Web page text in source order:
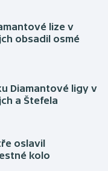
lize v
obsadil osmé
Diamantové ligy v
a Štefela
oslavil
kolo